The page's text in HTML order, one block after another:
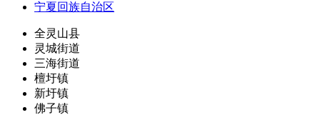
宁夏回族自治区
全灵山县
灵城街道
三海街道
檀圩镇
新圩镇
佛子镇